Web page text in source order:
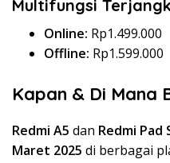
Multifungsi
Online: Rp1.499.000
Offline: Rp1.599.000
Kapan & Di Mana
Redmi A5 dan Redmi Pad
Maret 2025 di berbagai